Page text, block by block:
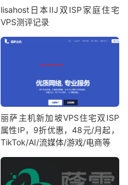
lisahost日本IIJ双ISP家庭住宅
VPS测评记录
丽萨主机新加坡VPS住宅双ISP
属性IP，9折优惠，48元/月起，
TikTok/AI/流媒体/游戏/电商等